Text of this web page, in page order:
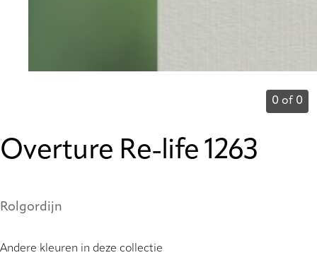
0 of 0
Overture Re-life 1263
Rolgordijn
Andere kleuren in deze collectie